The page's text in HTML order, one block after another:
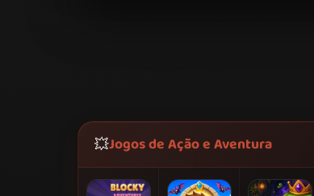
💥Jogos de Ação e Aventura